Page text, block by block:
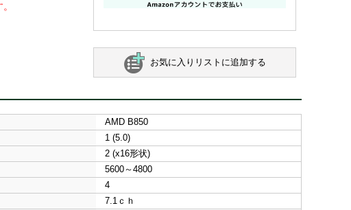
お気に入りリストに追加する
AMD B850
1 (5.0)
2 (x16形状)
5600～4800
4
7.1ｃｈ